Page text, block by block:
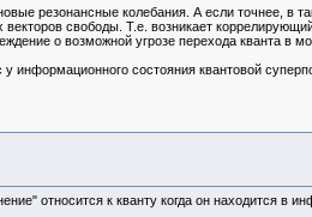
резонансные колебания. А если точнее, в
свободы. Т.е. возникает
о возможной угрозе перехода кванта в
информационного состояния квантовой
относится к кванту когда он находится в